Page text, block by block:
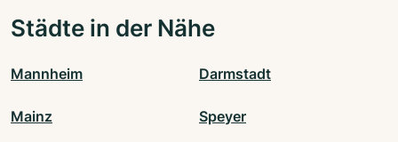
Städte in der Nähe
Mannheim Darmstadt
Mainz Speyer